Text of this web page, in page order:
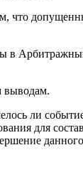
что
выводам.
ли
для